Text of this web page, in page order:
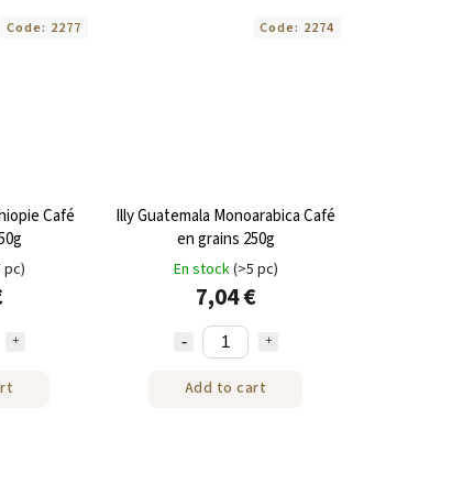
Café
pc)
Code: 2277
Illy Guatemala Monoarabica Café
en grains 250g
En stock(>5 pc)
7,04 €
Add to cart
Code: 2274